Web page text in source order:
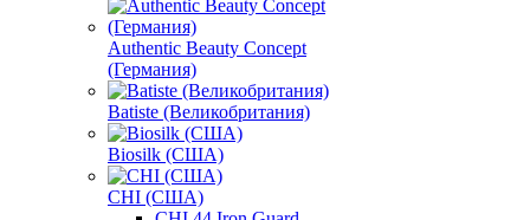
Authentic Beauty Concept
(Германия)
Batiste (Великобритания)
Biosilk (США)
CHI (США)